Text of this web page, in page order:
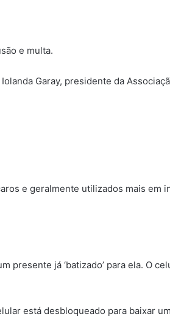
e multa.
Garay, presidente da
e geralmente utilizados mais em
presente já ‘batizado’ para ela. O
está desbloqueado para baixar